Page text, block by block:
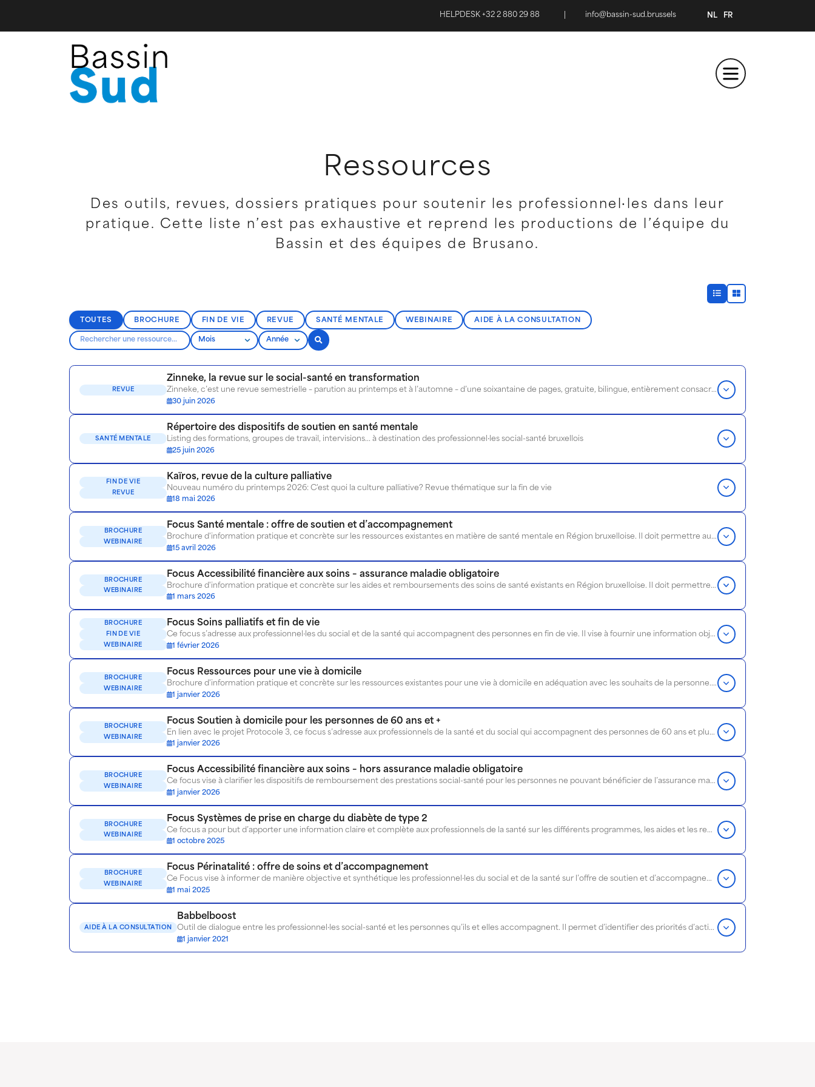
HELPDESK +32 2 880 29 88 info@bassin-sud.brussels NL FR
Ressources
Des outils, revues, dossiers pratiques pour soutenir les professionnel·les dans leur
pratique. Cette liste n’est pas exhaustive et reprend les productions de l’équipe du
Bassin et des équipes de Brusano.
TOUTES BROCHURE FIN DE VIE REVUE SANTÉ MENTALE WEBINAIRE AIDE À LA CONSULTATION
REVUE
Zinneke, la revue sur le social-santé en transformation
Zinneke, c’est une revue semestrielle – parution au printemps et à l’automne – d’une soixantaine de pages, gratuite, bilingue, entièrement consacrée au social-santé en transformation à Bruxelles.
30 juin 2026
SANTÉ MENTALE
Répertoire des dispositifs de soutien en santé mentale
Listing des formations, groupes de travail, intervisions... à destination des professionnel·les social-santé bruxellois
25 juin 2026
FIN DE VIE
REVUE
Kaïros, revue de la culture palliative
Nouveau numéro du printemps 2026: C'est quoi la culture palliative? Revue thématique sur la fin de vie
18 mai 2026
BROCHURE
WEBINAIRE
Focus Santé mentale : offre de soutien et d’accompagnement
Brochure d'information pratique et concrète sur les ressources existantes en matière de santé mentale en Région bruxelloise. Il doit permettre aux professionnel·les de trouver l’information pratique dont ils et elles ont besoin pour accompagner leurs bénéficiaires.
15 avril 2026
BROCHURE
WEBINAIRE
Focus Accessibilité financière aux soins – assurance maladie obligatoire
Brochure d'information pratique et concrète sur les aides et remboursements des soins de santé existants en Région bruxelloise. Il doit permettre aux professionnel·les de trouver l’information pratique dont ils et elles ont besoin pour accompagner leurs bénéficiaires.
1 mars 2026
BROCHURE
FIN DE VIE
WEBINAIRE
Focus Soins palliatifs et fin de vie
Ce focus s’adresse aux professionnel·les du social et de la santé qui accompagnent des personnes en fin de vie. Il vise à fournir une information objective et concrète sur les aides et soutiens existants dans le système de santé bruxellois.
1 février 2026
BROCHURE
WEBINAIRE
Focus Ressources pour une vie à domicile
Brochure d'information pratique et concrète sur les ressources existantes pour une vie à domicile en adéquation avec les souhaits de la personne. Pour tout profil de bénéficiaire, à partir de 18 ans.
1 janvier 2026
BROCHURE
WEBINAIRE
Focus Soutien à domicile pour les personnes de 60 ans et +
En lien avec le projet Protocole 3, ce focus s’adresse aux professionnels de la santé et du social qui accompagnent des personnes de 60 ans et plus à domicile. Il vise à fournir une aide pratique sur les aides disponibles.
1 janvier 2026
BROCHURE
WEBINAIRE
Focus Accessibilité financière aux soins – hors assurance maladie obligatoire
Ce focus vise à clarifier les dispositifs de remboursement des prestations social-santé pour les personnes ne pouvant bénéficier de l’assurance maladie obligatoire.
1 janvier 2026
BROCHURE
WEBINAIRE
Focus Systèmes de prise en charge du diabète de type 2
Ce focus a pour but d’apporter une information claire et complète aux professionnels de la santé sur les différents programmes, les aides et les remboursements accessibles.
1 octobre 2025
BROCHURE
WEBINAIRE
Focus Périnatalité : offre de soins et d’accompagnement
Ce Focus vise à informer de manière objective et synthétique les professionnel·les du social et de la santé sur l’offre de soutien et d’accompagnement des personnes enceintes (en ordre d’assurabilité), de leurs enfants jusqu’à la fin de la petite enfance et de leurs familles, sur le territoire bruxellois.
1 mai 2025
AIDE À LA CONSULTATION
Babbelboost
Outil de dialogue entre les professionnel·les social-santé et les personnes qu’ils et elles accompagnent. Il permet d’identifier des priorités d’action en centrant l’écoute sur la personne en situation complexe et en ouvrant le champ à toutes les dimensions qui dégradent ou améliorent sa qualité de vie.
1 janvier 2021